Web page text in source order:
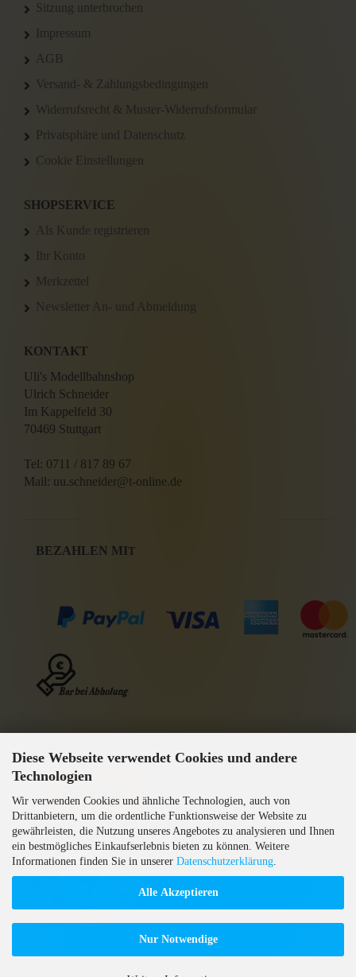
Diese Webseite verwendet Cookies und andere
Technologien
Wir verwenden Cookies und ähnliche Technologien, auch von
Drittanbietern, um die ordentliche Funktionsweise der Website zu
gewährleisten, die Nutzung unseres Angebotes zu analysieren und Ihnen
ein bestmögliches Einkaufserlebnis bieten zu können. Weitere
Informationen finden Sie in unserer Datenschutzerklärung
Alle Akzeptieren
Nur Notwendige
Sitzung unterbrochen
Impressum
AGB
Versand- & Zahlungsbedingungen
Widerrufsrecht & Muster-Widerrufsformular
Privatsphäre und Datenschutz
Cookie Einstellungen
SHOPSERVICE
Als Kunde registrieren
Ihr Konto
Merkzettel
Newsletter An- und Abmeldung
KONTAKT
Uli's Modellbahnshop
Ulrich Schneider
Im Kappelfeld 30
70469 Stuttgart
Tel: 0711 / 817 89 67
Mail: uu.schneider@t-online.de
BEZAHLEN MIT
GEPRÜFTE AGB